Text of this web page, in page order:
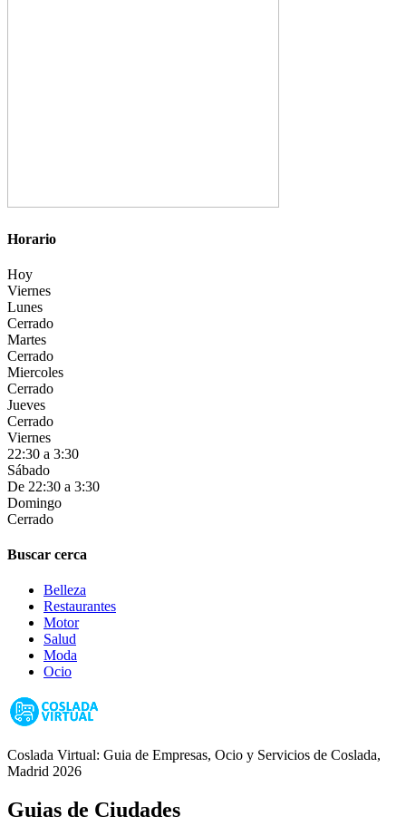
Horario
Hoy
Viernes
Lunes
Cerrado
Martes
Cerrado
Miercoles
Cerrado
Jueves
Cerrado
Viernes
22:30 a 3:30
Sábado
De 22:30 a 3:30
Domingo
Cerrado
Buscar cerca
Belleza
Restaurantes
Motor
Salud
Moda
Ocio
Coslada Virtual: Guia de Empresas, Ocio y Servicios de Coslada,
Madrid 2026
Guias de Ciudades